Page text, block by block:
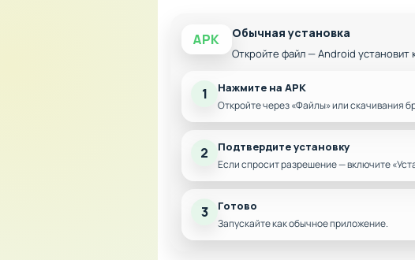
APK Обычная установка
Откройте файл — Android
1 Нажмите на APK
Откройте через «Файлы» или скачивания
2 Подтвердите установку
Если спросит разрешение — включите
3 Готово
Запускайте как обычное приложение.